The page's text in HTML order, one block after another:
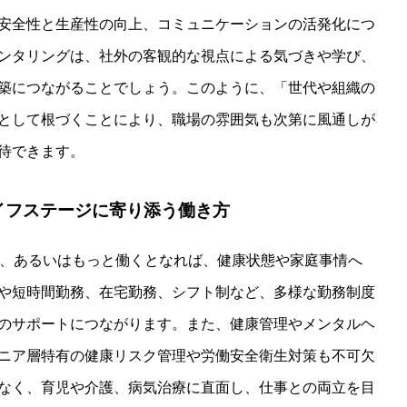
全性と生産性の向上、コミュニケーションの活発化につ
リングは、社外の客観的な視点による気づきや学び、
につながることでしょう。このように、「世代や組織の
して根づくことにより、職場の雰囲気も次第に風通しが
できます。
ステージに寄り添う働き方
あるいはもっと働くとなれば、健康状態や家庭事情へ
短時間勤務、在宅勤務、シフト制など、多様な勤務制度
サポートにつながります。また、健康管理やメンタルヘ
ア層特有の健康リスク管理や労働安全衛生対策も不可欠
く、育児や介護、病気治療に直面し、仕事との両立を目